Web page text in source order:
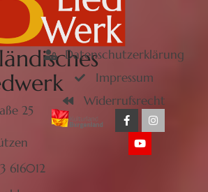
25
616012
Datenschutzerklärung
Impressum
Widerrufsrecht